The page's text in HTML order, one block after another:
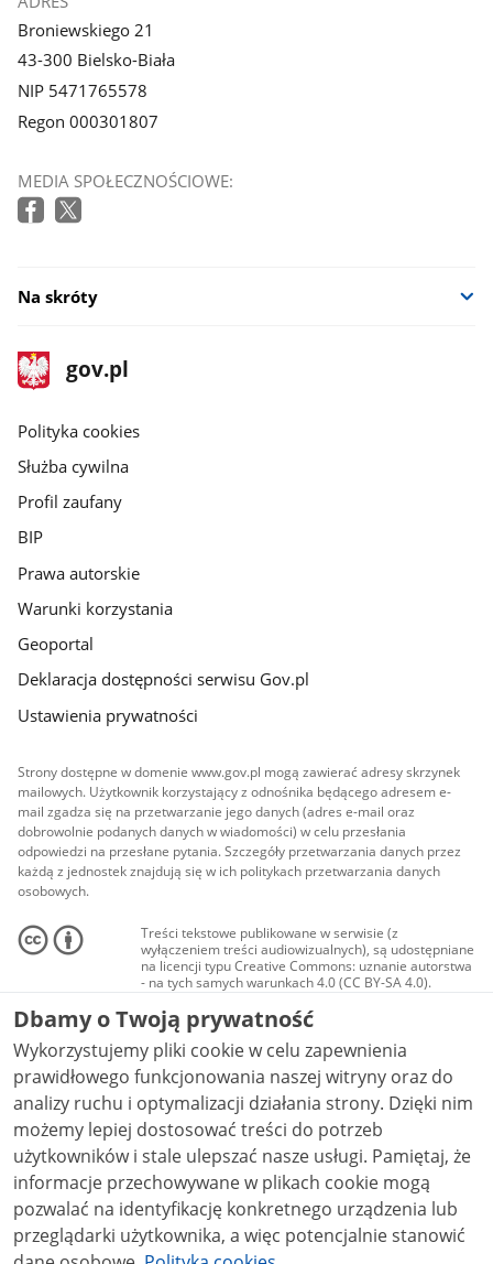
Broniewskiego 21
43-300 Bielsko-Biała
NIP 5471765578
Regon 000301807
MEDIA SPOŁECZNOŚCIOWE:
Na skróty
stopka
gov.pl
Strona
gov.pl
gov.pl
Polityka cookies
Służba cywilna
Profil zaufany
BIP
Prawa autorskie
Warunki korzystania
Geoportal
Deklaracja dostępności serwisu Gov.pl
Ustawienia prywatności
Strony dostępne w domenie www.gov.pl mogą zawierać adresy skrzynek
mailowych. Użytkownik korzystający z odnośnika będącego adresem e-
mail zgadza się na przetwarzanie jego danych (adres e-mail oraz
dobrowolnie podanych danych w wiadomości) w celu przesłania
odpowiedzi na przesłane pytania. Szczegóły przetwarzania danych przez
każdą z jednostek znajdują się w ich politykach przetwarzania danych
osobowych.
Treści tekstowe publikowane w serwisie (z
wyłączeniem treści audiowizualnych), są udostępniane
na licencji typu Creative Commons: uznanie autorstwa
- na tych samych warunkach 4.0 (CC BY-SA 4.0).
Materiały audiowizualne, w tym zdjęcia, materiały
audio i wideo, są udostępniane na licencji typu
Creative Commons: uznanie autorstwa użycie
niekomercyjne - bez utworów zależnych 4.0 (CC BY-
NC-ND 4.0), o ile nie jest to stwierdzone inaczej.
Dbamy o Twoją prywatność
Wykorzystujemy pliki cookie w celu zapewnienia
prawidłowego funkcjonowania naszej witryny oraz do
analizy ruchu i optymalizacji działania strony. Dzięki nim
możemy lepiej dostosować treści do potrzeb
użytkowników i stale ulepszać nasze usługi. Pamiętaj, że
informacje przechowywane w plikach cookie mogą
pozwalać na identyfikację konkretnego urządzenia lub
przeglądarki użytkownika, a więc potencjalnie stanowić